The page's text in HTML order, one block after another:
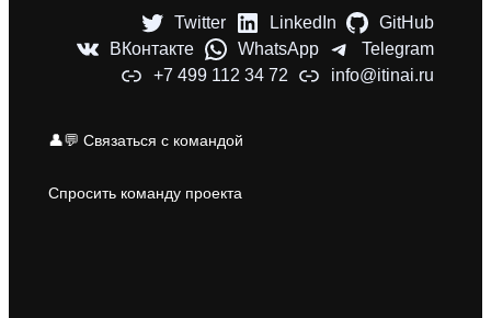
Twitter LinkedIn
GitHub
ВКонтакте
WhatsApp
Telegram
+7 499 112 34 72
info@itinai.ru
👤💬 Связаться с командой
Спросить команду проекта